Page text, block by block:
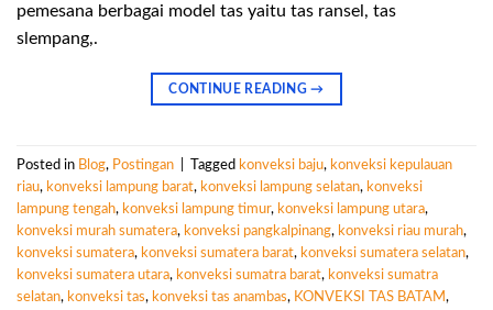
pemesana berbagai model tas yaitu tas ransel, tas
slempang,.
CONTINUE READING→
Posted in Blog, Postingan Tagged konveksi baju, konveksi kepulauan
riau, konveksi lampung barat, konveksi lampung selatan, konveksi
lampung tengah, konveksi lampung timur, konveksi lampung utara,
konveksi murah sumatera, konveksi pangkalpinang, konveksi riau murah,
konveksi sumatera, konveksi sumatera barat, konveksi sumatera selatan,
konveksi sumatera utara, konveksi sumatra barat, konveksi sumatra
selatan, konveksi tas, konveksi tas anambas, KONVEKSI TAS BATAM,